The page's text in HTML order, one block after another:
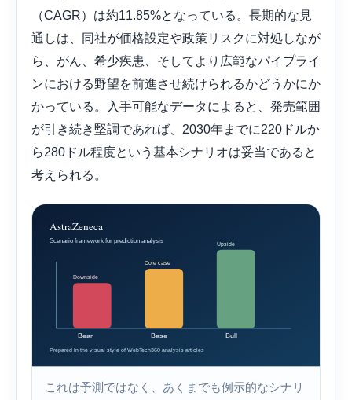
（CAGR）は約11.85%となっている。長期的な見
通しは、同社が価格設定や政策リスクに対処しなが
ら、がん、希少疾患、そしてより広範なパイプライ
ンにおける野望を前進させ続けられるかどうかにか
かっている。入手可能なデータによると、発売範囲
が引き続き堅調であれば、2030年までに220ドルか
ら280ドル程度という基本シナリオは妥当であると
考えられる。
これは予測ではなく、あくまでも例示的なシナリ